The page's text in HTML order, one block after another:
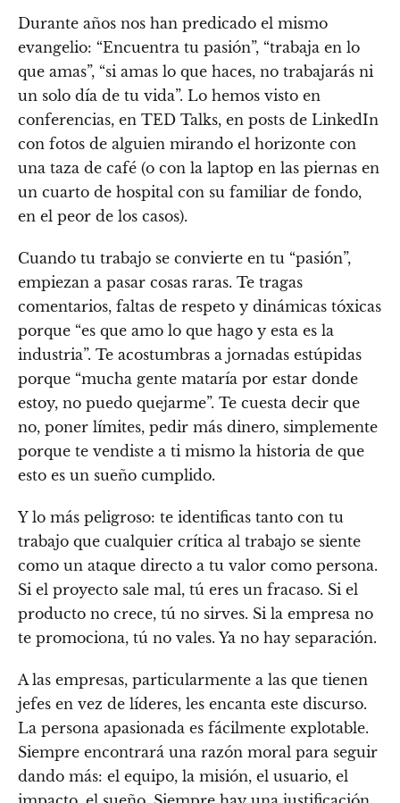
Durante años nos han predicado el mismo
evangelio: “Encuentra tu pasión”, “trabaja en lo
que amas”, “si amas lo que haces, no trabajarás ni
un solo día de tu vida”. Lo hemos visto en
conferencias, en TED Talks, en posts de LinkedIn
con fotos de alguien mirando el horizonte con
una taza de café (o con la laptop en las piernas en
un cuarto de hospital con su familiar de fondo,
en el peor de los casos).
Cuando tu trabajo se convierte en tu “pasión”,
empiezan a pasar cosas raras. Te tragas
comentarios, faltas de respeto y dinámicas tóxicas
porque “es que amo lo que hago y esta es la
industria”. Te acostumbras a jornadas estúpidas
porque “mucha gente mataría por estar donde
estoy, no puedo quejarme”. Te cuesta decir que
no, poner límites, pedir más dinero, simplemente
porque te vendiste a ti mismo la historia de que
esto es un sueño cumplido.
Y lo más peligroso: te identificas tanto con tu
trabajo que cualquier crítica al trabajo se siente
como un ataque directo a tu valor como persona.
Si el proyecto sale mal, tú eres un fracaso. Si el
producto no crece, tú no sirves. Si la empresa no
te promociona, tú no vales. Ya no hay separación.
A las empresas, particularmente a las que tienen
jefes en vez de líderes, les encanta este discurso.
La persona apasionada es fácilmente explotable.
Siempre encontrará una razón moral para seguir
dando más: el equipo, la misión, el usuario, el